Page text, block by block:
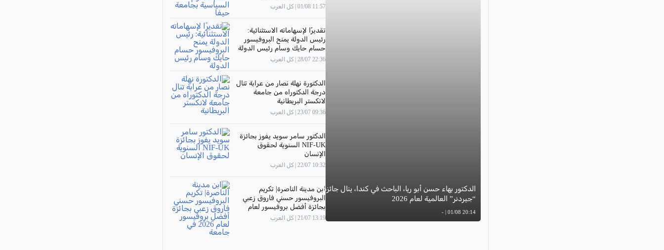
الدكتور بهاء حسن أبو ريا، الباحث في كندا، ينال جائزة
“جيردنر” العالمية لعام 2026
20:14 01/08 | -
11:57 01/08 | كل العرب
تقديرًا لإسهاماته الاستثنائية:
رئيس الدولة يمنح البروفيسور
حسام حايك وسام رئيس الدولة
22:36 28/07 | كل العرب
الدكتورة نهلة نصار من عرابة تنال
درجة الدكتوراه من جامعة
لانكستر البريطانية
09:36 23/07 | كل العرب
الدكتور سامر سويد يفوز بجائزة
NIF-UK السنوية لحقوق
الإنسان
10:32 22/07 | كل العرب
ابن مدينة الناصرة| تكريم
البروفيسور حسني فاروق زعبي
بجائزة أفضل بروفيسور لعام
2026 في جامعة "The New
13:19 21/07 | كل العرب